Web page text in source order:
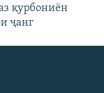
қурбониён
ҷанг